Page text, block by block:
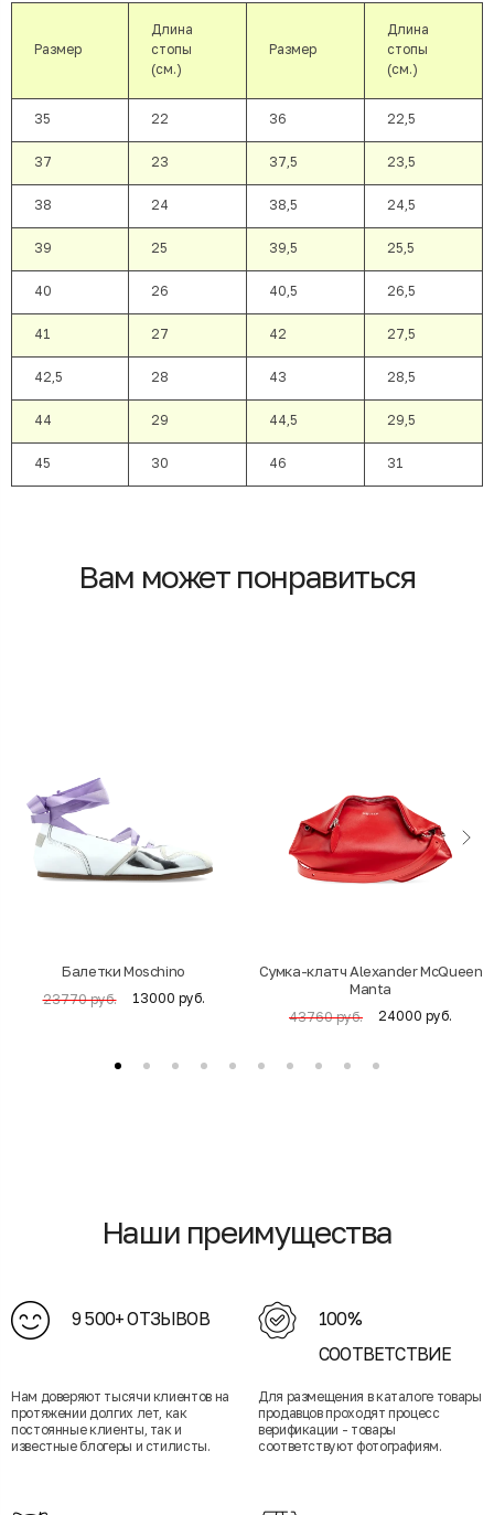
Размер
Длина
стопы
(см.)
Размер
Длина
стопы
(см.)
35 22 36 22,5
37 23 37,5 23,5
38 24 38,5 24,5
39 25 39,5 25,5
40 26 40,5 26,5
41 27 42 27,5
42,5 28 43 28,5
44 29 44,5 29,5
45 30 46 31
Вам может понравиться
Балетки Moschino
23770 руб. 13000 руб.
Cумка-клатч Alexander McQueen
Manta
43760 руб. 24000 руб.
Наши преимущества
9 500+ ОТЗЫВОВ
Нам доверяют тысячи клиентов на
протяжении долгих лет, как
постоянные клиенты, так и
известные блогеры и стилисты.
100%
СООТВЕТСТВИЕ
Для размещения в каталоге товары
продавцов проходят процесс
верификации - товары
соответствуют фотографиям.